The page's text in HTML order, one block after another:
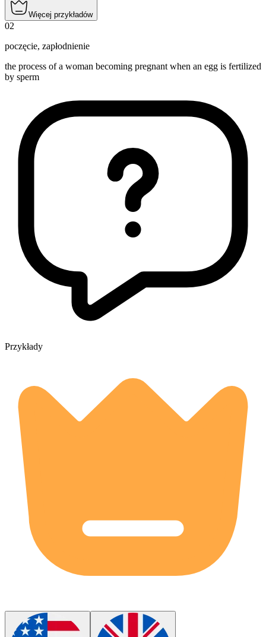
Więcej przykładów
02
poczęcie, zapłodnienie
the process of a woman becoming pregnant when an egg is fertilized
by sperm
Przykłady